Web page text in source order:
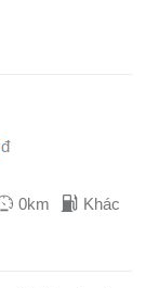
0km Khác
đ